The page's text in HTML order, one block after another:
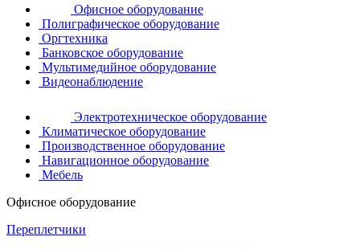
Офисное оборудование
Полиграфическое оборудование
Оргтехника
Банковское оборудование
Мультимедийное оборудование
Видеонаблюдение
Электротехническое оборудование
Климатическое оборудование
Производственное оборудование
Навигационное оборудование
Мебель
Офисное оборудование
Переплетчики